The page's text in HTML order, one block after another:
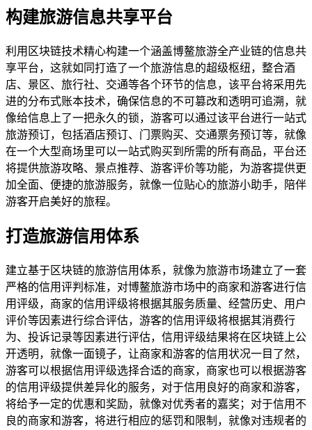
构建旅游信息共享平台
利用区块链技术精心构建一个涵盖博鳌旅游全产业链的信息共
享平台，这就如同打造了一个旅游信息的超级枢纽，整合酒
店、景区、旅行社、交通等各个环节的信息，该平台将采用先
进的分布式账本技术，确保信息的不可篡改和透明可追溯，就
像给信息上了一把永久的锁，游客可以通过该平台进行一站式
旅游预订，包括酒店预订、门票购买、交通票务预订等，就像
在一个大型商场里可以一站式购买到所需的所有商品，平台还
将提供旅游攻略、景点推荐、游客评价等功能，为游客提供更
加全面、便捷的旅游服务，就像一位贴心的旅游小助手，陪伴
游客开启美好的旅程。
打造旅游信用体系
建立基于区块链的旅游信用体系，就像为旅游市场建立了一套
严格的信用评判标准，对博鳌旅游市场中的商家和游客进行信
用评级，商家的信用评级将根据其服务质量、经营历史、用户
评价等因素进行综合评估，游客的信用评级将根据其消费行
为、投诉记录等因素进行评估，信用评级结果将在区块链上公
开透明，就像一面镜子，让商家和游客的信用状况一目了然，
游客可以根据信用评级选择合适的商家，商家也可以根据游客
的信用评级提供差异化的服务，对于信用良好的商家和游客，
将给予一定的优惠和奖励，就像对优秀者的嘉奖；对于信用不
良的商家和游客，将进行相应的惩罚和限制，就像对违规者的